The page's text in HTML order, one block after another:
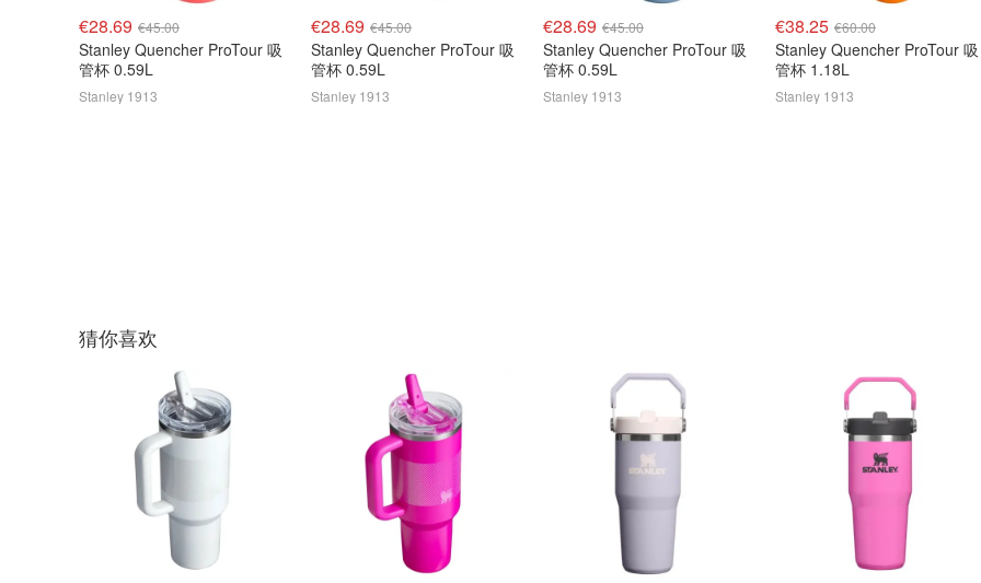
€28.69 €45.00
Stanley Quencher ProTour 吸
管杯 0.59L
Stanley 1913
€28.69 €45.00
Stanley Quencher ProTour 吸
管杯 0.59L
Stanley 1913
€28.69 €45.00
Stanley Quencher ProTour 吸
管杯 0.59L
Stanley 1913
€38.25 €60.00
Stanley Quencher ProTour 吸
管杯 1.18L
Stanley 1913
猜你喜欢